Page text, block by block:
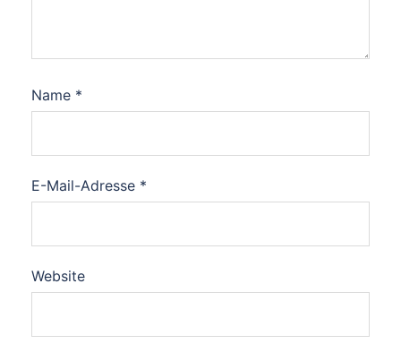
Name *
E-Mail-Adresse *
Website